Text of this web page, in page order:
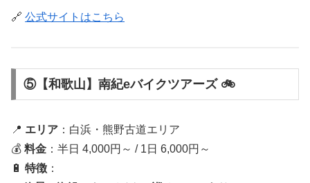
🔗 公式サイトはこちら
⑤【和歌山】南紀eバイクツアーズ 🚲
📍 エリア ：白浜・熊野古道エリア
💰 料金 ：半日 4,000円～ / 1日 6,000円～
🔋 特徴 ：